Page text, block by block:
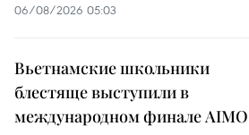
06/08/2026 05:03
Вьетнамские школьники
блестяще выступили в
международном финале AIMO